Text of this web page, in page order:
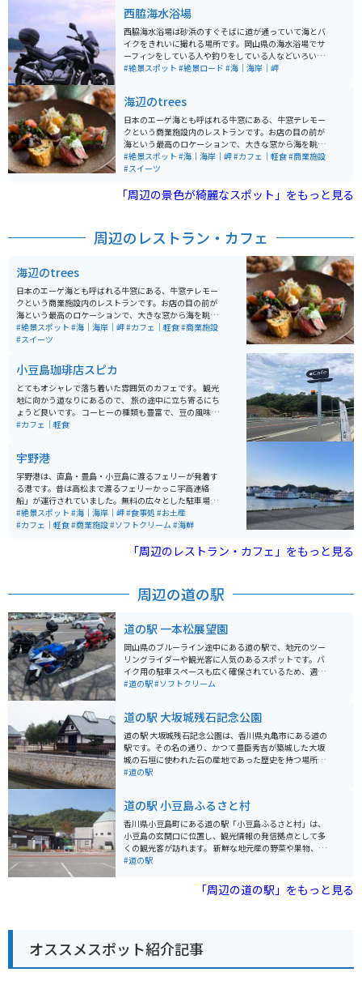
犬島へ渡る必要があり、便数は1日8便ほどで予約不要と
比較的利用しやすいです。島内はコンパクトで、美術館
以外のアート施設も徒歩で巡ることができます。バイク
や車は宝伝港周辺に駐輪・駐車（1日500円程度）し、フ
ェリー（約400円）で渡るスタイルになります。島内は
起伏が少なく歩きやすいですが、飲食店は限られるため
西脇海水浴場
西脇海水浴場は砂浜のすぐそばに道が通っていて海とバ
イクをきれいに撮れる場所です。岡山県の海水浴場でサ
ーフィンをしている人や釣りをしている人などいろいろ
な人がいます。駐車場も近くにあり海水もきれいです。
#絶景スポット #絶景ロード #海｜海岸｜岬
海辺のtrees
日本のエーゲ海とも呼ばれる牛窓にある、牛窓テレモー
クという商業施設内のレストランです。お店の目の前が
海という最高のロケーションで、大きな窓から海を眺め
ながら食事をすることができます。外にも席があり、気
候が良い時は外での食事も気持ちよさそうです。 地元瀬
戸内市産のフルーツを使ったパフェなども楽しめます。
#絶景スポット #海｜海岸｜岬#カフェ｜軽食#商業施設
#スイーツ
「周辺の景色が綺麗なスポット」をもっと見る
周辺のレストラン・カフェ
海辺のtrees
日本のエーゲ海とも呼ばれる牛窓にある、牛窓テレモー
クという商業施設内のレストランです。お店の目の前が
海という最高のロケーションで、大きな窓から海を眺め
ながら食事をすることができます。外にも席があり、気
候が良い時は外での食事も気持ちよさそうです。 地元瀬
戸内市産のフルーツを使ったパフェなども楽しめます。
建物の隣に広い駐車場があり、駐車スペースには困りま
せん。
#絶景スポット #海｜海岸｜岬#カフェ｜軽食#商業施設
#スイーツ
小豆島珈琲店スピカ
とてもオシャレで落ち着いた雰囲気のカフェです。 観光
地に向かう道なりにあるので、 旅の途中に立ち寄るにち
ょうど良いです。 コーヒーの種類も豊富で、豆の風味・
特性にこだわった高品質で特徴的な味を堪能できます。
#カフェ｜軽食
宇野港
宇野港は、直島・豊島・小豆島に渡るフェリーが発着す
る港です。昔は高松まで渡るフェリーかっこ宇高連絡
船」が運行されていました。無料の広々とした駐車場が
あり、車やバイク旅の立ち寄りスポットとしてはいい場
所です。
#絶景スポット #海｜海岸｜岬#食事処 #お土産
#カフェ｜軽食#商業施設#ソフトクリーム#海鮮
「周辺のレストラン・カフェ」をもっと見る
周辺の道の駅
道の駅 一本松展望園
岡山県のブルーライン途中にある道の駅で、地元のツー
リングライダーや観光客に人気のあるスポットです。バ
イク用の駐車スペースも広く確保されているため、週末
には多くのバイクが集まります。毎年1月2日には駐車場
処では地元の食材を使った料理が楽しめます。特に塩ソ
フトクリームは大人気で、一度食べるとまた食べたくな
る美味しさです。 展望台からは瀬戸内海を一望できま
す。道の駅内にはミニ鉄道公園もあり、家族連れにも楽
しめる施設が充実しています。季節ごとに変わる風景も
#道の駅#ソフトクリーム
道の駅 大坂城残石記念公園
道の駅 大坂城残石記念公園は、香川県丸亀市にある道の
駅です。その名の通り、かつて豊臣秀吉が築城した大坂
城の石垣に使われた石の産地であった歴史を持つ場所に
あります。 園内には、実際に大阪城へ運ばれることなく
あり、歴史を身近に感じることができます。道の駅に
は、地元の特産品を販売する物産館や、讃岐うどんをは
じめとした地元グルメを楽しめるレストランもありま
す。 バイクで訪れる場合、道の駅には広い駐車場が完備
されているので安心です。周辺には、瀬戸内海国立公園
近い父母ヶ浜は、干潮時には水面が鏡のように反射する
#道の駅
道の駅 小豆島ふるさと村
香川県小豆島町にある道の駅「小豆島ふるさと村」は、
小豆島の玄関口に位置し、観光情報の発信拠点として多
くの観光客が訪れます。 新鮮な地元産の野菜や果物、魚
介類などを販売する産直市場や、小豆島名物のオリーブ
を活かした料理が味わえるレストランなどがあります。
バイクで訪れる際は、道の駅に無料の駐車場が完備され
ジェルロードなど、風光明媚なスポットを巡ってみまし
ょう。 小豆島の名産品は、オリーブオイル、醤油、素麺
などがあります。道の駅でも購入できるので、お土産に
#道の駅
「周辺の道の駅」をもっと見る
オススメスポット紹介記事